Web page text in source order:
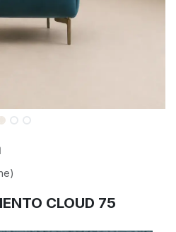
CLOUD 75